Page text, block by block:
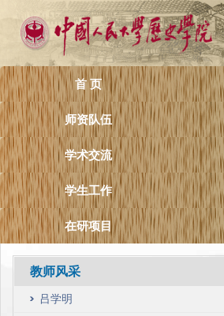
首 页
师资队伍
学术交流
学生工作
在研项目
教师风采
吕学明